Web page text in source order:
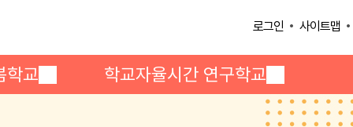
로그인
사이트맵
학교 학교자율시간 연구학교